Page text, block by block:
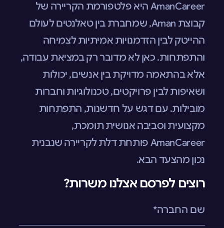
AmanCareer היא פלטפורמת הקריירה של
קבוצת Aman, שמחברת בין טאלנטים לעולם
ההייטק לבין הזדמנויות אמיתיות לצמיחה
והתפתחות. כאן לא מדובר רק במציאת עבודה,
אלא בהתאמה מדויקת בין אנשים, יכולות
ושאיפות לבין פרויקטים, טכנולוגיות וחברות
מובילות. עם דגש על חדשנות, התפתחות
מקצועית וסביבה אנושית תומכת,
AmanCareer פותחת דלת לקריירה שנבנית
נכון מהצעד הבא.
רוצים לפרסם אצלנו משרות?